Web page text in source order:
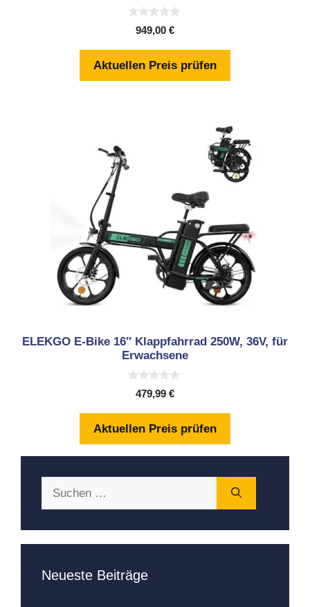
5
949,00 €
Aktuellen Preis prüfen
ELEKGO E-Bike 16″ Klappfahrrad 250W, 36V, für
Erwachsene
5
479,99 €
Aktuellen Preis prüfen
Neueste Beiträge